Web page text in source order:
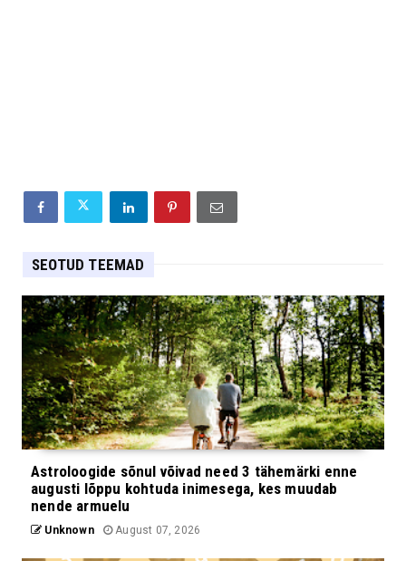
SEOTUD TEEMAD
Astroloogide sõnul võivad need 3 tähemärki enne
augusti lõppu kohtuda inimesega, kes muudab
nende armuelu
Unknown August 07, 2026